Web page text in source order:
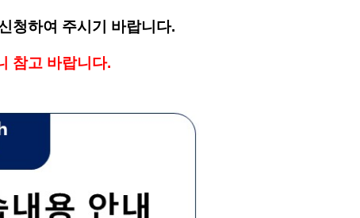
청하여 주시기 바랍니다.
참고 바랍니다.